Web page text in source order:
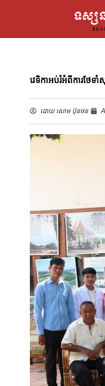
វេទិកាអប់រំអំពីការថែ
ដោយសោម ប៊ុនថន